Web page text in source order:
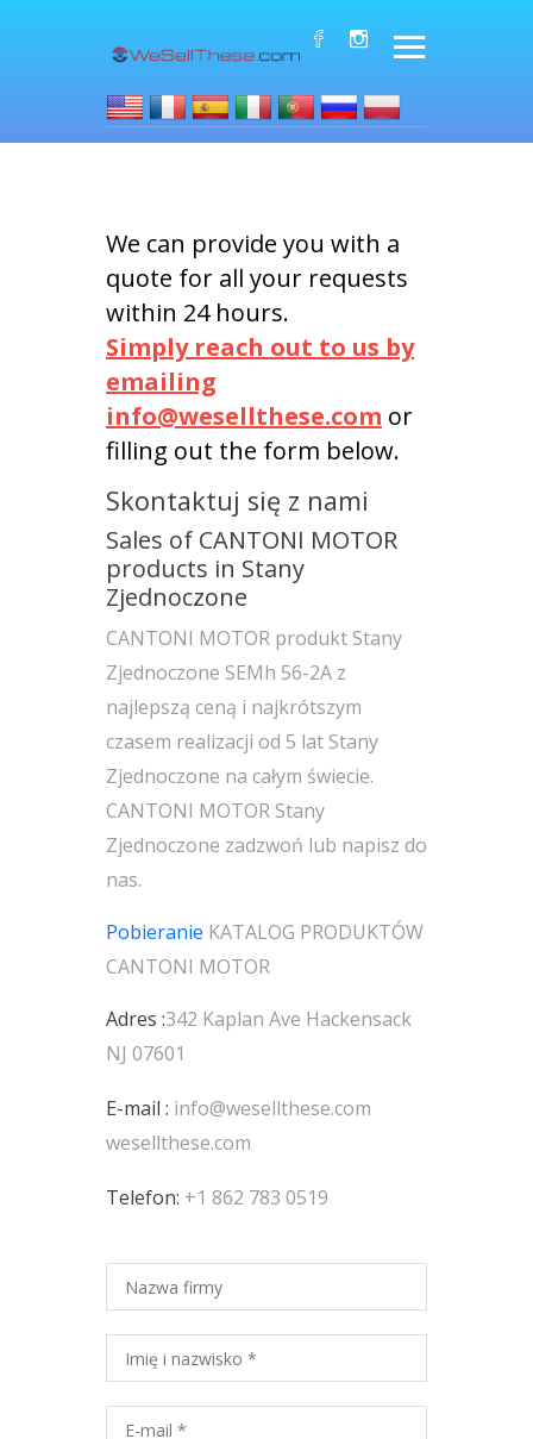
We can provide you with a
quote for all your requests
within 24 hours.
Simply reach out to us by
emailing
info@wesellthese.com or
filling out the form below.
Skontaktuj się z nami
Sales of CANTONI MOTOR
products in Stany
Zjednoczone
CANTONI MOTOR produkt Stany
Zjednoczone SEMh 56-2A z
najlepszą ceną i najkrótszym
czasem realizacji od 5 lat Stany
Zjednoczone na całym świecie.
CANTONI MOTOR Stany
Zjednoczone zadzwoń lub napisz do
nas.
Pobieranie KATALOG PRODUKTÓW
CANTONI MOTOR
Adres :342 Kaplan Ave Hackensack
NJ 07601
E-mail : info@wesellthese.com
wesellthese.com
Telefon: +1 862 783 0519